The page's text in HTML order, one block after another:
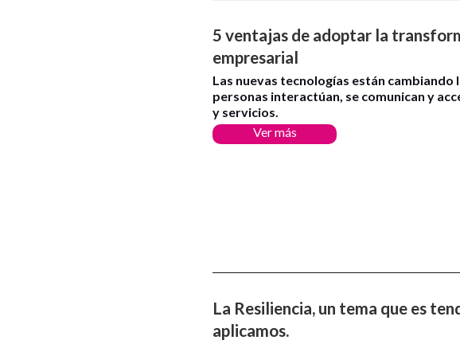
5 ventajas de adoptar la
empresarial
Las nuevas tecnologías están cambiando
personas interactúan, se comunican y
y servicios.
Ver más
La Resiliencia, un tema que es
aplicamos.